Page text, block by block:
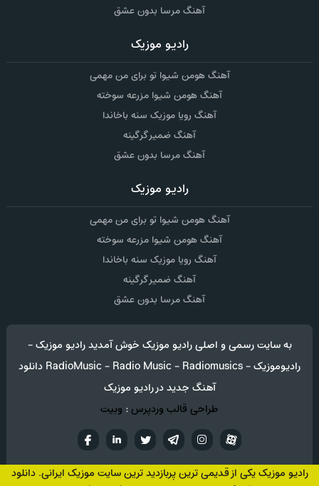
آهنگ مرسا بدون عشق
رادیو موزیک
آهنگ هومن شیوا تو برای من مهمی
آهنگ هومن شیوا مزرعه سوخته
آهنگ رویا موزیک سنه باخاندا
آهنگ ضمیر گرگینه
آهنگ مرسا بدون عشق
رادیو موزیک
آهنگ هومن شیوا تو برای من مهمی
آهنگ هومن شیوا مزرعه سوخته
آهنگ رویا موزیک سنه باخاندا
آهنگ ضمیر گرگینه
آهنگ مرسا بدون عشق
به سایت رسمی و اصلی رادیو موزیک خوش آمدید رادیو موزیک -
رادیوموزیک - RadioMusic - Radio Music - Radiomusics دانلود
آهنگ جدید در رادیو موزیک
طراحی قالب وردپرس: وبیت
تويترتلگراماینستاگرام
آپارات
رادیو موزیک یکی از قدیمی ترین پربازدید ترین سایت موزیک ایرانی. دانلود